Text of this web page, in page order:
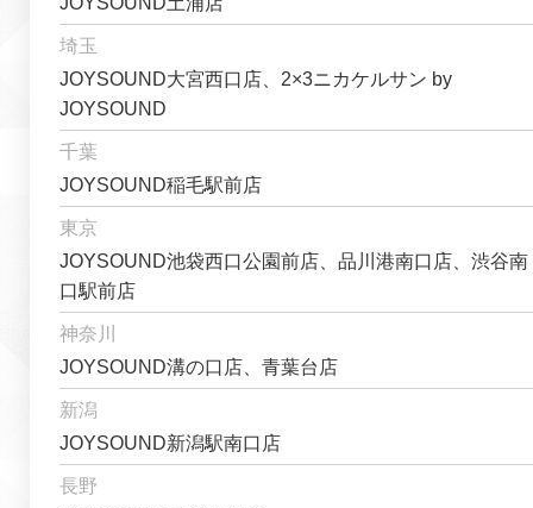
埼玉
JOYSOUND大宮西口店、2×3ニカケルサン by
JOYSOUND
千葉
JOYSOUND稲毛駅前店
東京
JOYSOUND池袋西口公園前店、品川港南口店、渋谷南
口駅前店
神奈川
JOYSOUND溝の口店、青葉台店
新潟
JOYSOUND新潟駅南口店
長野